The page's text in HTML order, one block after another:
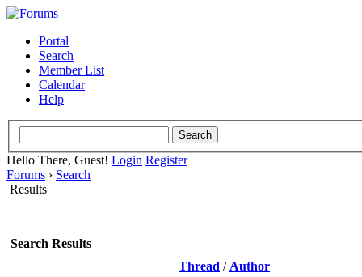
Portal
Search
Member List
Calendar
Help
Hello There, Guest! Login Register
Forums › Search
Results
Search Results
Thread / Author